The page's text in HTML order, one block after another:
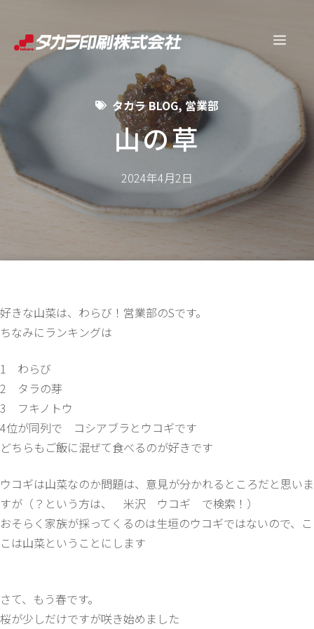
ツ
へ
キ
ッ
メ
ニ
ー
タカラ BLOG,営業部
山の草
2024年4月2日
好きな山菜は、わらび！営業部のSです。
ちなみにランキングは
1 わらび
2 タラの芽
3 フキノトウ
4位が同列で コシアブラとウコギです
どちらもご飯に混ぜて食べるのが好きです
ウコギは山菜なのか問題は、意見が分かれるところだと思いま
すが（？という方は、 米沢 ウコギ で検索！）
おそらく家族が採ってくるのは生垣のウコギではないので、こ
こは山菜ということにします
さて、もう春です。
桜が少しだけですが咲き始めました